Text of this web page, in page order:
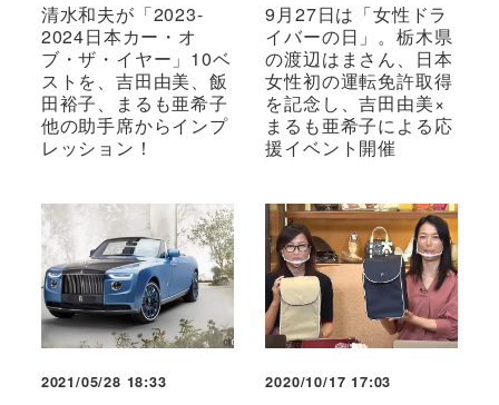
清水和夫が「2023-
2024日本カー・オ
ブ・ザ・イヤー」10ベ
ストを、吉田由美、飯
田裕子、まるも亜希子
他の助手席からインプ
レッション！
9月27日は「女性ドラ
イバーの日」。栃木県
の渡辺はまさん、日本
女性初の運転免許取得
を記念し、吉田由美×
まるも亜希子による応
援イベント開催
2021/05/28 18:33 2020/10/17 17:03